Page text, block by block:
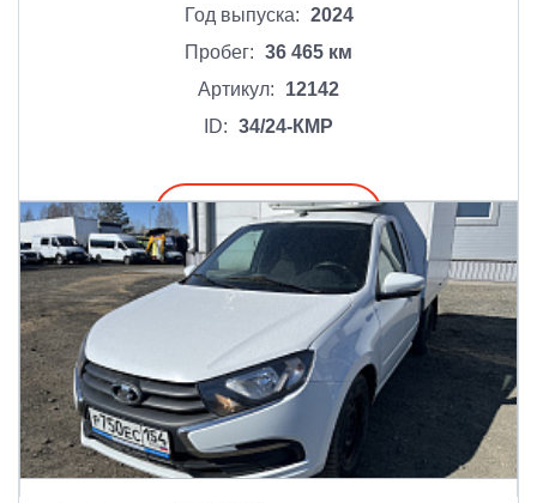
Год выпуска: 2024
Пробег: 36 465 км
Артикул:
12142
ID: 34/24-КМР
Подробнее